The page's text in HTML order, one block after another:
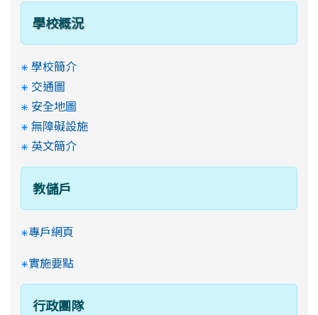
學校概況
學校簡介
交通圖
安全地圖
無障礙設施
英文簡介
教儲戶
專戶網頁
實施要點
行政團隊